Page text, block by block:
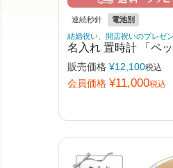
連続秒針
電池別
結婚祝い、開店祝いのプレゼ
名入れ 置時計 「ペッ
販売価格 ¥12,100税込
会員価格 ¥11,000税込